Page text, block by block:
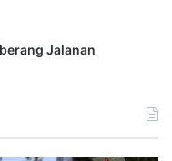
Jalanan